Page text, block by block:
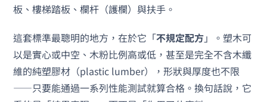
板、樓梯踏板、欄杆（護欄）與扶手。
這套標準最聰明的地方，在於它「不規定配方」。塑木可
以是實心或中空、木粉比例高或低，甚至是完全不含木纖
維的純塑膠材（plastic lumber），形狀與厚度也不限
——只要能通過一系列性能測試就算合格。換句話說，它